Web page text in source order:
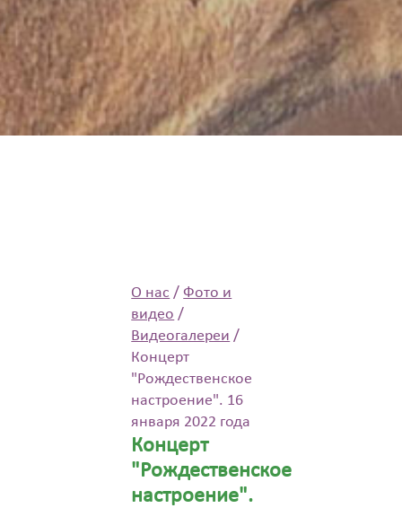
О нас /Фото и
видео /
Видеогалереи /
Концерт
"Рождественское
настроение". 16
января 2022 года
Концерт
"Рождественское
настроение".